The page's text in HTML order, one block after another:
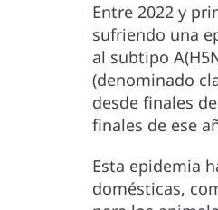
Entre 2022 y
sufriendo una
al subtipo
(denominado
desde finales
finales de ese
Esta epidemia
domésticas,